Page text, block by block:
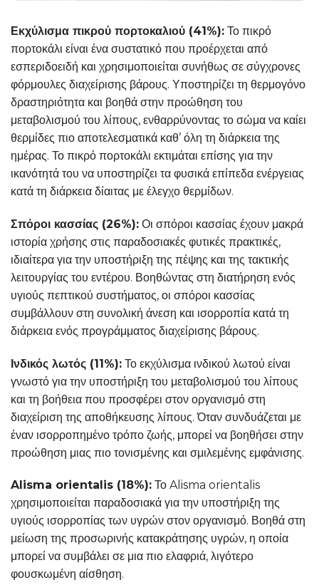
Εκχύλισμα πικρού πορτοκαλιού (41%): Το πικρό
πορτοκάλι είναι ένα συστατικό που προέρχεται από
εσπεριδοειδή και χρησιμοποιείται συνήθως σε σύγχρονες
φόρμουλες διαχείρισης βάρους. Υποστηρίζει τη θερμογόνο
δραστηριότητα και βοηθά στην προώθηση του
μεταβολισμού του λίπους, ενθαρρύνοντας το σώμα να καίει
θερμίδες πιο αποτελεσματικά καθ’ όλη τη διάρκεια της
ημέρας. Το πικρό πορτοκάλι εκτιμάται επίσης για την
ικανότητά του να υποστηρίζει τα φυσικά επίπεδα ενέργειας
κατά τη διάρκεια δίαιτας με έλεγχο θερμίδων.
Σπόροι κασσίας (26%): Οι σπόροι κασσίας έχουν μακρά
ιστορία χρήσης στις παραδοσιακές φυτικές πρακτικές,
ιδιαίτερα για την υποστήριξη της πέψης και της τακτικής
λειτουργίας του εντέρου. Βοηθώντας στη διατήρηση ενός
υγιούς πεπτικού συστήματος, οι σπόροι κασσίας
συμβάλλουν στη συνολική άνεση και ισορροπία κατά τη
διάρκεια ενός προγράμματος διαχείρισης βάρους.
Ινδικός λωτός (11%): Το εκχύλισμα ινδικού λωτού είναι
γνωστό για την υποστήριξη του μεταβολισμού του λίπους
και τη βοήθεια που προσφέρει στον οργανισμό στη
διαχείριση της αποθήκευσης λίπους. Όταν συνδυάζεται με
έναν ισορροπημένο τρόπο ζωής, μπορεί να βοηθήσει στην
προώθηση μιας πιο τονισμένης και σμιλεμένης εμφάνισης.
Alisma orientalis (18%): Το Alisma orientalis
χρησιμοποιείται παραδοσιακά για την υποστήριξη της
υγιούς ισορροπίας των υγρών στον οργανισμό. Βοηθά στη
μείωση της προσωρινής κατακράτησης υγρών, η οποία
μπορεί να συμβάλει σε μια πιο ελαφριά, λιγότερο
φουσκωμένη αίσθηση.